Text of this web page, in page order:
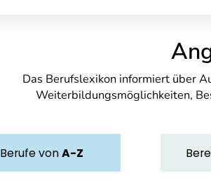
Das Berufslexikon informiert über
Weiterbildungsmöglichkeiten,
BerufevonA-Z